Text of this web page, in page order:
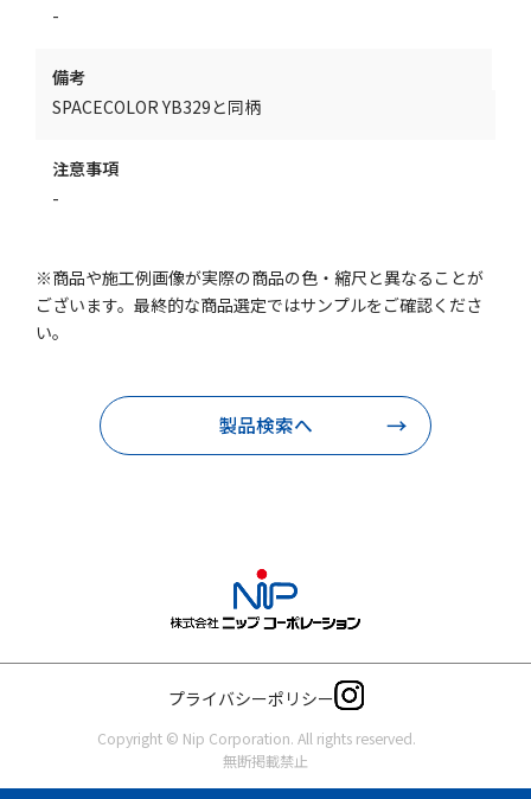
-
備考
SPACECOLOR YB329と同柄
注意事項
-
※商品や施工例画像が実際の商品の色・縮尺と異なることが
ございます。最終的な商品選定ではサンプルをご確認くださ
い。
製品検索へ
プライバシーポリシー
Copyright © Nip Corporation. All rights reserved.
無断掲載禁止